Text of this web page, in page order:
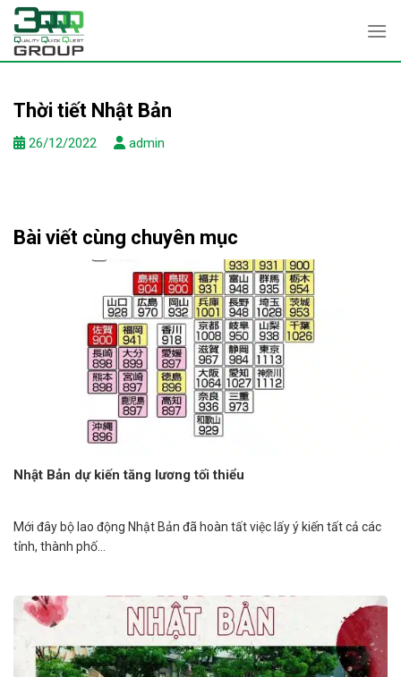
Skip
content
Thời tiết Nhật Bản
26/12/2022 admin
Bài viết cùng chuyên mục
Nhật Bản dự kiến tăng lương tối thiểu
Mới đây bộ lao động Nhật Bản đã hoàn tất việc lấy ý kiến tất cả các
tỉnh, thành phố...